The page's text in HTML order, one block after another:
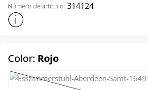
Número de artículo: 314124
Mostrar más información sobre el producto
Color: Rojoselect